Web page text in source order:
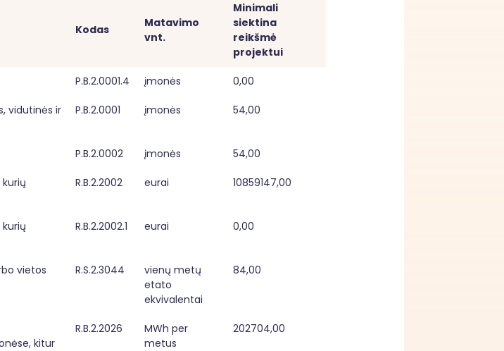
Kodas
Matavimo
vnt.
Minimali
siektina
reikšmė
projektui
P.B.2.0001.4 įmonės 0,00
vidutinės ir
P.B.2.0001 įmonės 54,00
P.B.2.0002 įmonės 54,00
R.B.2.2002 eurai 10859147,00
R.B.2.2002.1 eurai 0,00
vietos R.S.2.3044
vienų metų
etato
ekvivalentai
84,00
kitur
R.B.2.2026
MWh per
metus
202704,00